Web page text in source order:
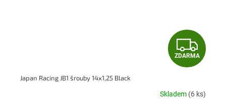
Z
D
A
ZDARMA
Japan Racing JB1 šrouby 14x1,25 Black
Skladem (6 ks)